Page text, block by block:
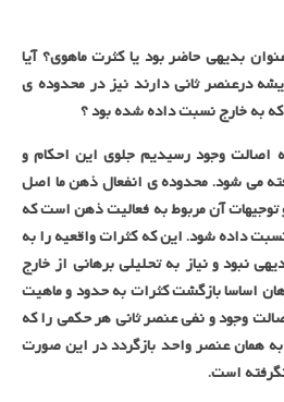
بدیهی حاضر بود یا کثرت ماهوی؟ آیا
درعنصر ثانی دارند نیز در محدوده ی
به خارج نسبت داده شده بود ؟
اصالت وجود رسیدیم جلوی این احکام و
می شود. محدوده ی انفعال ذهن ما اصل
توجیهات آن مربوط به فعالیت ذهن است که
داده شود. این که کثرات واقعیه را به
نبود و نیاز به تحلیلی برهانی از خارج
اساسا بازگشت کثرات به حدود و ماهیت
وجود و نفی عنصر ثانی هر حکمی را که
همان عنصر واحد بازگردد در این صورت
است.